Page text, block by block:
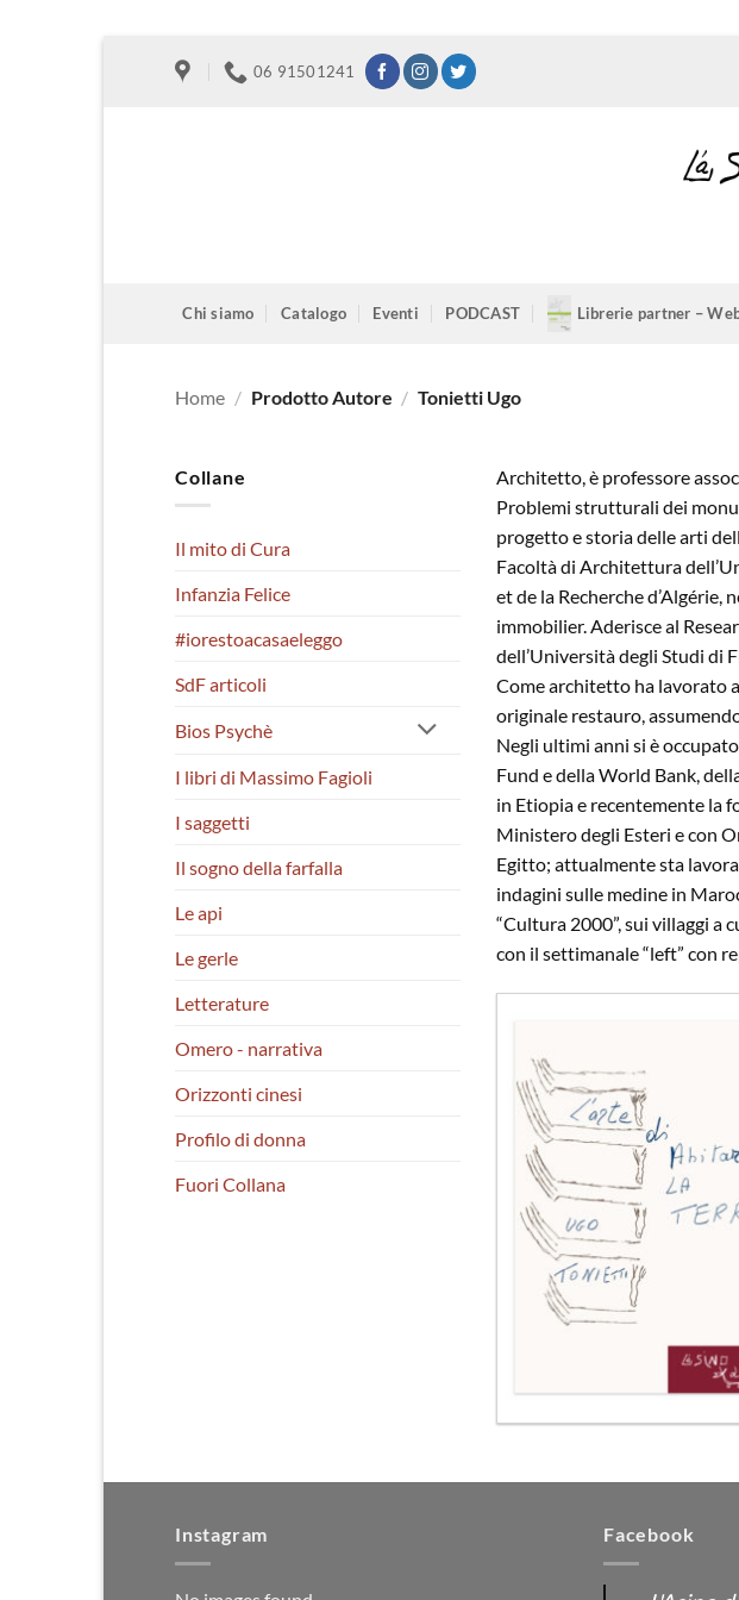
06 91501241
Chi siamo Catalogo Eventi PODCAST Librerie partner –
Home / Prodotto Autore / Tonietti Ugo
Collane
Il mito di Cura
Infanzia Felice
#iorestoacasaeleggo
SdF articoli
Bios Psychè
I libri di Massimo Fagioli
I saggetti
Il sogno della farfalla
Le api
Le gerle
Letterature
Omero - narrativa
Orizzonti cinesi
Profilo di donna
Fuori Collana
Architetto, è professore
Problemi strutturali dei
progetto e storia delle arti
Facoltà di Architettura
et de la Recherche
immobilier. Aderisce al
dell’Università degli Studi di
Come architetto ha lavorato
originale restauro,
Negli ultimi anni si è
Fund e della World Bank,
in Etiopia e recentemente la
Ministero degli Esteri e con
Egitto; attualmente sta
indagini sulle medine in
“Cultura 2000”, sui villaggi a
con il settimanale “left” con
Instagram Facebook